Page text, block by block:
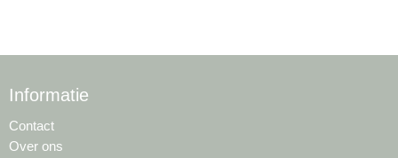
Informatie
Contact
Over ons